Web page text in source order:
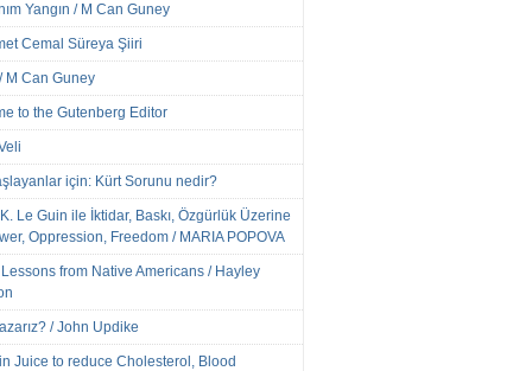
Yangın / M Can Guney
Cemal Süreya Şiiri
M Can Guney
to the Gutenberg Editor
için: Kürt Sorunu nedir?
Le Guin ile İktidar, Baskı, Özgürlük Üzerine
Oppression, Freedom / MARIA POPOVA
from Native Americans / Hayley
/ John Updike
Juice to reduce Cholesterol, Blood